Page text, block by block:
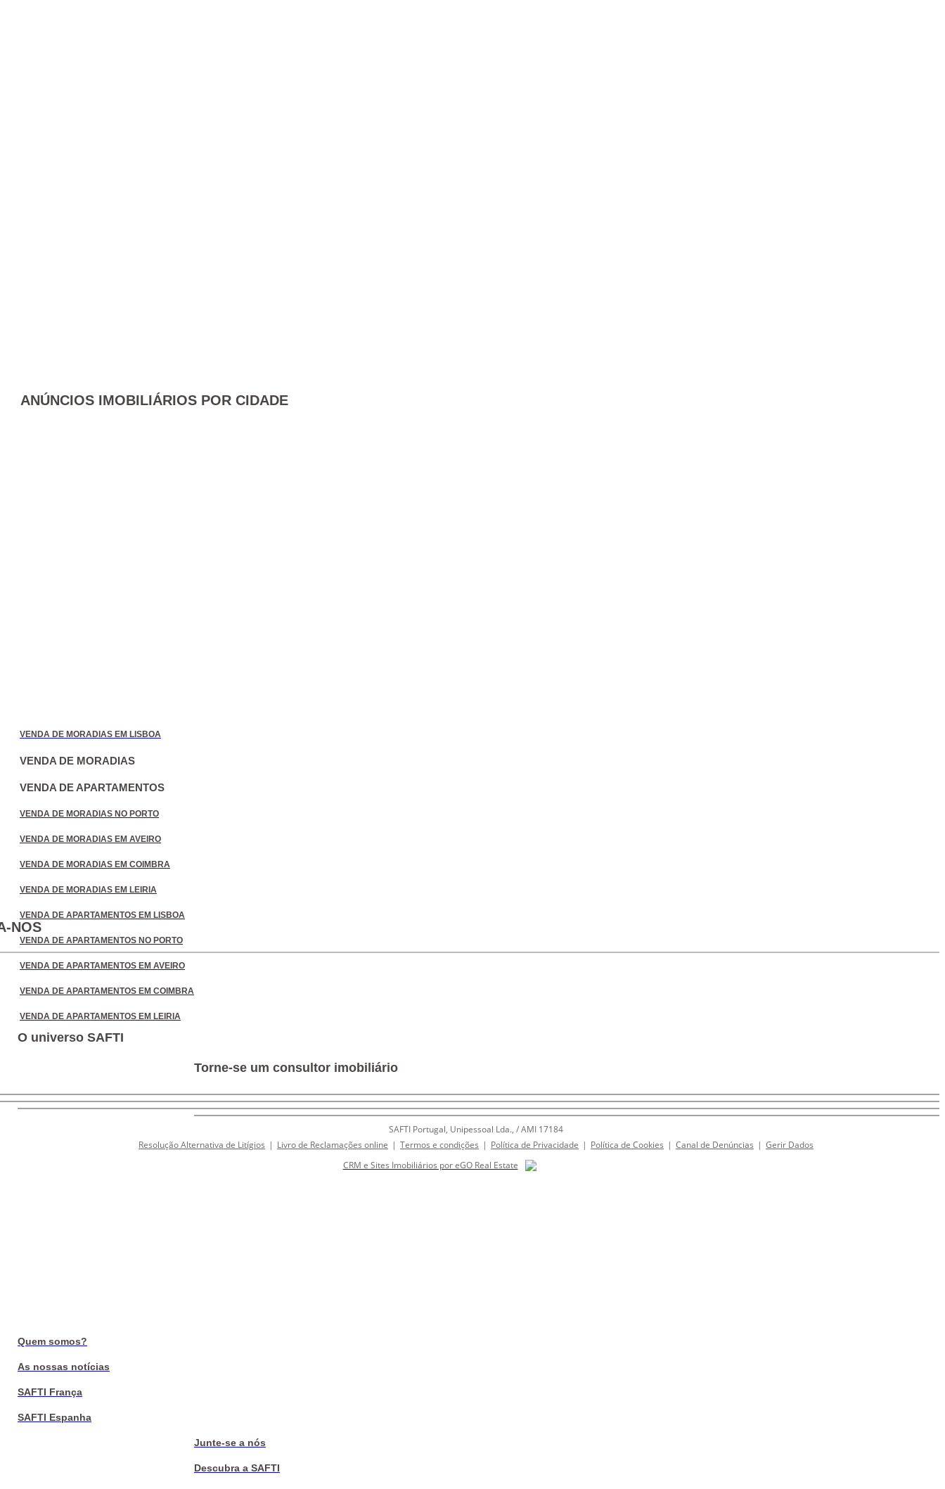
ANÚNCIOS IMOBILIÁRIOS POR CIDADE
VENDA DE MORADIAS EM LISBOA
VENDA DE MORADIAS
VENDA DE APARTAMENTOS
VENDA DE MORADIAS NO PORTO
VENDA DE MORADIAS EM AVEIRO
VENDA DE MORADIAS EM COIMBRA
VENDA DE MORADIAS EM LEIRIA
VENDA DE APARTAMENTOS EM LISBOA
VENDA DE APARTAMENTOS NO PORTO
VENDA DE APARTAMENTOS EM AVEIRO
VENDA DE APARTAMENTOS EM COIMBRA
VENDA DE APARTAMENTOS EM LEIRIA
NOS
O universo SAFTI
Torne-se um consultor imobiliário
Quem somos?
As nossas notícias
SAFTI França
SAFTI Espanha
Junte-se a nós
Descubra a SAFTI
SAFTI Portugal, Unipessoal Lda., / AMI 17184
Resolução Alternativa de Litígios | Livro de Reclamações online | Termos e condições | Política de Privacidade | Política de Cookies | Canal de Denúncias | Gerir Dados
CRM e Sites Imobiliários por eGO Real Estate